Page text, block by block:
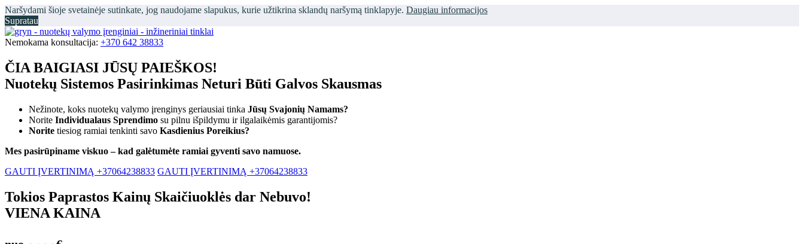
Naršydami šioje svetainėje sutinkate, jog naudojame slapukus, kurie užtikrina sklandų naršymą tinklapyje. Daugiau informacijos
Supratau
Nemokama konsultacija: +370 642 38833
ČIA BAIGIASI JŪSŲ PAIEŠKOS!
Nuotekų Sistemos Pasirinkimas Neturi Būti Galvos Skausmas
Nežinote, koks nuotekų valymo įrenginys geriausiai tinka Jūsų Svajonių Namams?
Norite Individualaus Sprendimo su pilnu išpildymu ir ilgalaikėmis garantijomis?
Norite tiesiog ramiai tenkinti savo Kasdienius Poreikius?
Mes pasirūpiname viskuo – kad galėtumėte ramiai gyventi savo namuose.
GAUTI ĮVERTINIMĄ +37064238833 GAUTI ĮVERTINIMĄ +37064238833
Tokios Paprastos Kainų Skaičiuoklės dar Nebuvo!
VIENA KAINA